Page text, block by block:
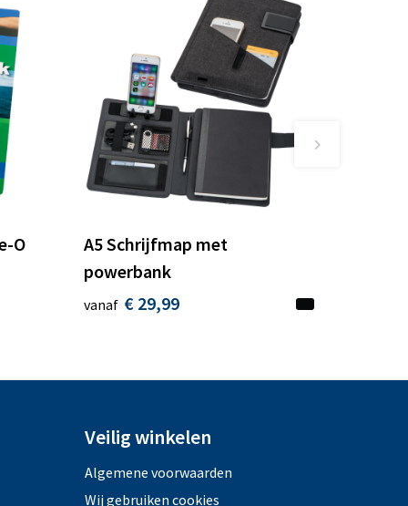
O
A5 Schrijfmap met
powerbank
vanaf € 29,99
Veilig winkelen
Algemene voorwaarden
Wij gebruiken cookies